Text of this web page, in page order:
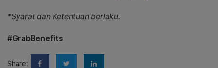
*Syarat dan Ketentuan berlaku.
#GrabBenefits
Share: